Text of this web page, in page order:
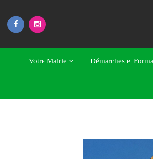
content
Votre Mairie Démarches et
Bienvenue